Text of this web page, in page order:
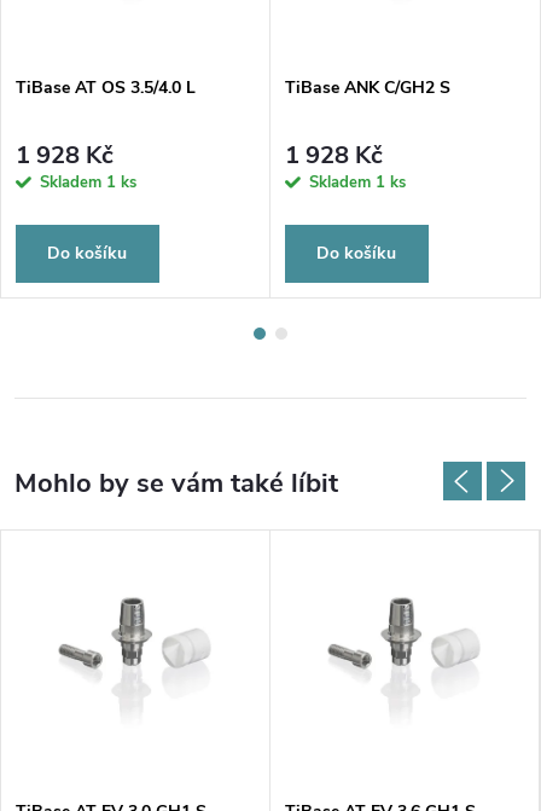
TiBase AT OS 3.5/4.0 L
1 928 Kč
Skladem 1 ks
Do košíku
TiBase ANK C/GH2 S
1 928 Kč
Skladem 1 ks
Do košíku